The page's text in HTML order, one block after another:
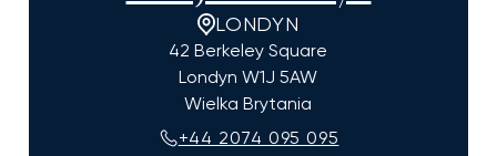
LONDYN
42 Berkeley Square
Londyn W1J 5AW
Wielka Brytania
+44 2074 095 095